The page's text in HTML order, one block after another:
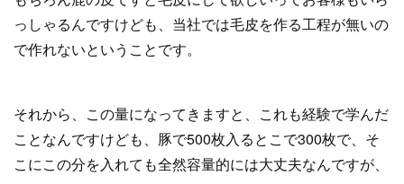
っしゃるんですけども、当社では毛皮を作る工程が無いの
で作れないということです。
それから、この量になってきますと、これも経験で学んだ
ことなんですけども、豚で500枚入るとこで300枚で、そ
こにこの分を入れても全然容量的には大丈夫なんですが、